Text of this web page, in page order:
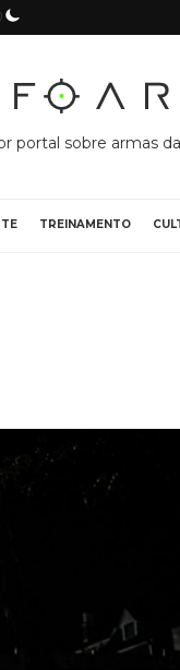
portal sobre armas
TREINAMENTO